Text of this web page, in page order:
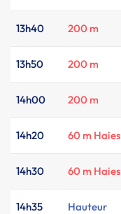
13h40 200 m
13h50 200 m
14h00 200 m
14h20 60 m Haies
14h30 60 m Haies
14h35 Hauteur